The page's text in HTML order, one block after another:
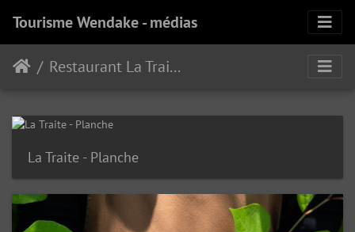
Tourisme Wendake - médias
Restaurant La Traite
La Traite - Planche